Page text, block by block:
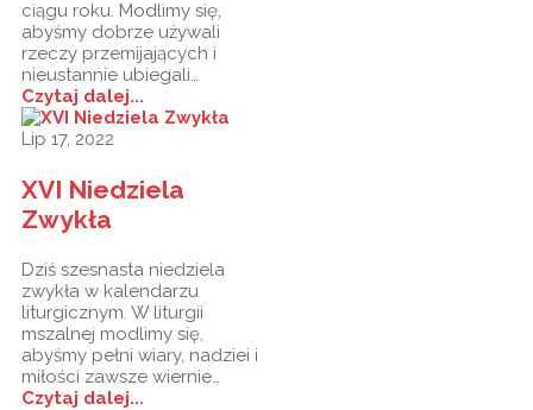
ciągu roku. Modlimy się,
abyśmy dobrze używali
rzeczy przemijających i
nieustannie ubiegali…
Czytaj dalej...
Lip 17, 2022
XVI Niedziela
Zwykła
Dziś szesnasta niedziela
zwykła w kalendarzu
liturgicznym. W liturgii
mszalnej modlimy się,
abyśmy pełni wiary, nadziei i
miłości zawsze wiernie…
Czytaj dalej...